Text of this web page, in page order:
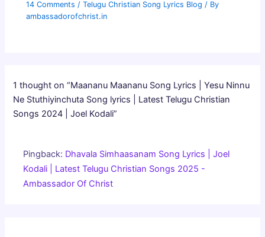
14 Comments /Telugu Christian Song Lyrics Blog / By
ambassadorofchrist.in
1 thought on “Maananu Maananu Song Lyrics | Yesu Ninnu
Ne Stuthiyinchuta Song lyrics | Latest Telugu Christian
Songs 2024 | Joel Kodali”
Pingback: Dhavala Simhaasanam Song Lyrics | Joel
Kodali | Latest Telugu Christian Songs 2025 -
Ambassador Of Christ